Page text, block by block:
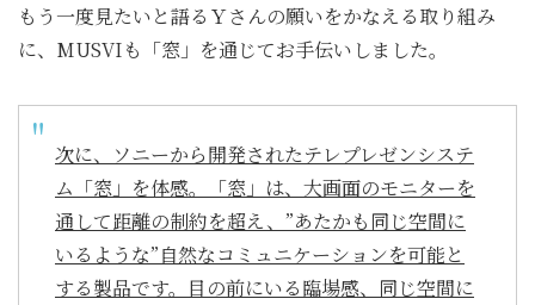
もう一度見たいと語るＹさんの願いをかなえる取り組み
に、MUSVIも「窓」を通じてお手伝いしました。
次に、ソニーから開発されたテレプレゼンシステ
ム「窓」を体感。「窓」は、大画面のモニターを
通して距離の制約を超え、”あたかも同じ空間に
いるような”⾃然なコミュニケーションを可能と
する製品です。目の前にいる臨場感、同じ空間に